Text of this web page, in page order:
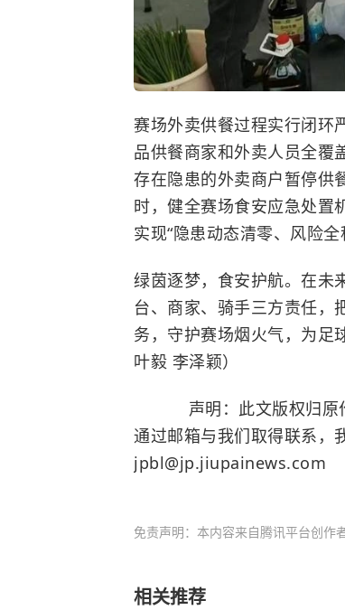
赛场外卖供餐过程实行闭环
品供餐商家和外卖人员全覆
存在隐患的外卖商户暂停供
时，健全赛场食安应急处置
实现“隐患动态清零、风险全
绿茵逐梦，食安护航。在未
台、商家、骑手三方责任，
务，守护赛场烟火气，为足
叶毅 李泽颖）
声明：此文版权归原作
通过邮箱与我们取得联系，
jpbl@jp.jiupainews.com
免责声明：本内容来自腾讯平台创作
相关推荐